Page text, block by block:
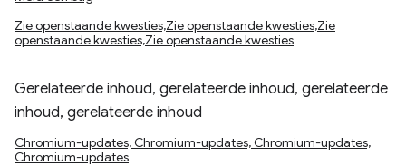
Zie openstaande kwesties,Zie openstaande kwesties,Zie
openstaande kwesties,Zie openstaande kwesties
Gerelateerde inhoud, gerelateerde inhoud, gerelateerde
inhoud, gerelateerde inhoud
Chromium-updates, Chromium-updates, Chromium-updates,
Chromium-updates